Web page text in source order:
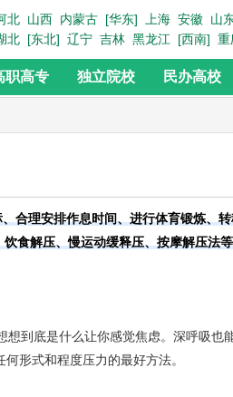
北 山西 内蒙古 [华东] 上海 安徽 山
北 [东北] 辽宁 吉林 黑龙江 [西南] 重
职高专 独立院校 民办高校
合理安排作息时间、进行体育锻炼、
食解压、慢运动缓释压、按摩解压法
形式和程度压力的最好方法。